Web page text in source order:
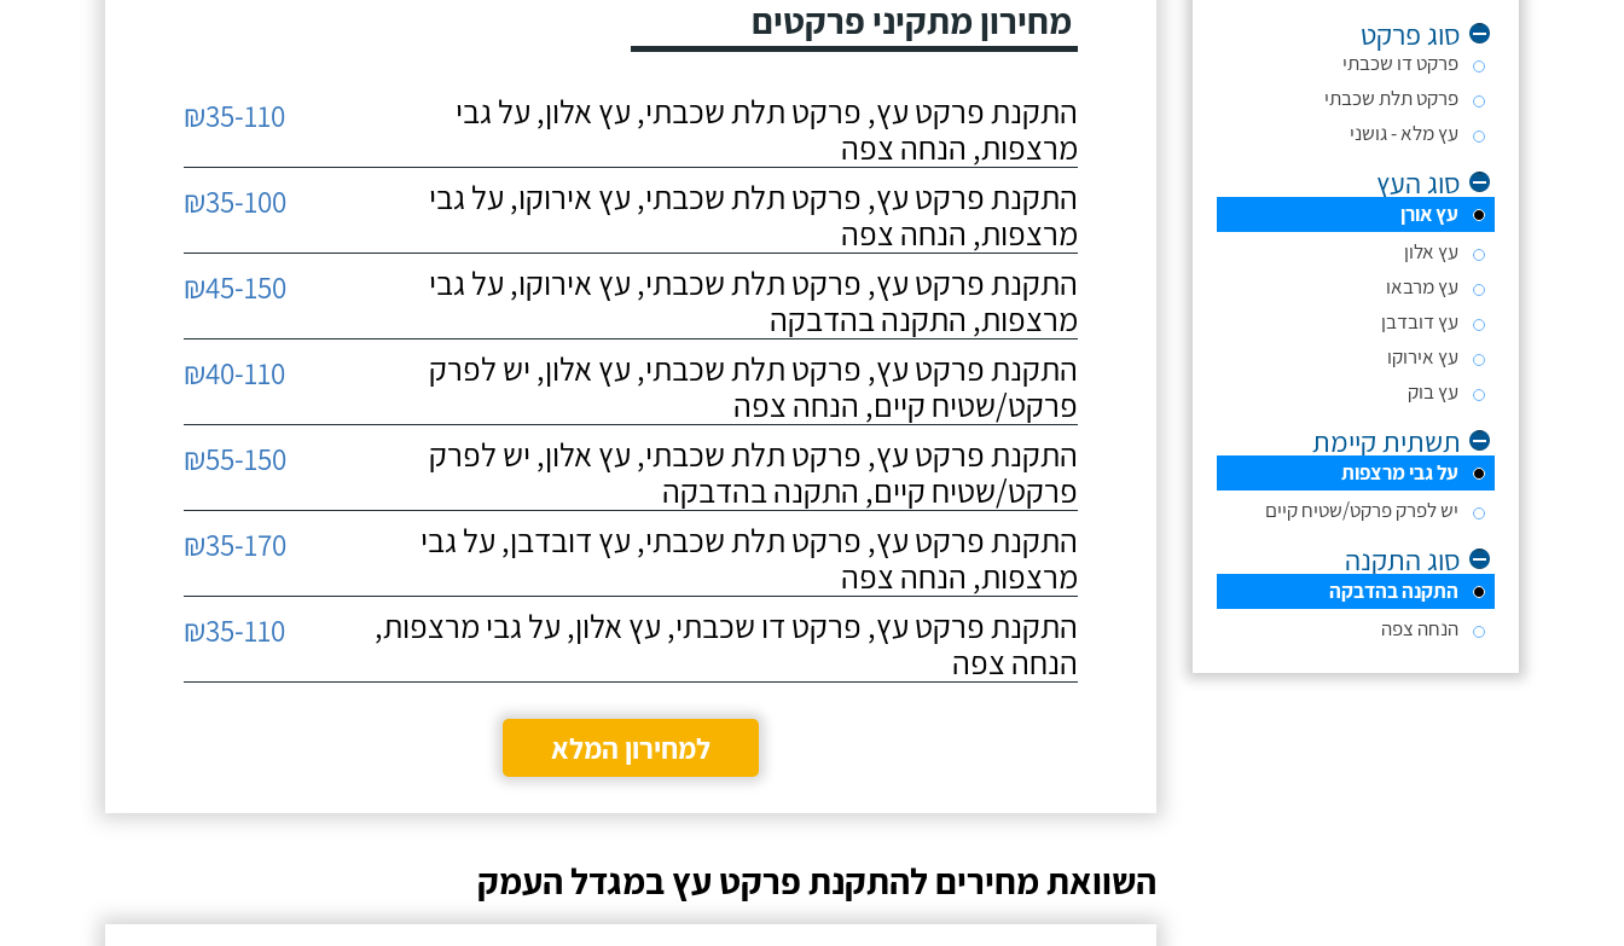
סוג פרקט
פרקט דו שכבתי
פרקט תלת שכבתי
עץ מלא - גושני
סוג העץ
עץ אורן
עץ אלון
עץ מרבאו
עץ דובדבן
עץ אירוקו
עץ בוק
תשתית קיימת
על גבי מרצפות
יש לפרק פרקט/שטיח קיים
סוג התקנה
התקנה בהדבקה
הנחה צפה
מחירון מתקיני פרקטים
התקנת פרקט עץ, פרקט תלת שכבתי, עץ אלון, על גבי
מרצפות, הנחה צפה
₪35-110
התקנת פרקט עץ, פרקט תלת שכבתי, עץ אירוקו, על גבי
מרצפות, הנחה צפה
₪35-100
התקנת פרקט עץ, פרקט תלת שכבתי, עץ אירוקו, על גבי
מרצפות, התקנה בהדבקה
₪45-150
התקנת פרקט עץ, פרקט תלת שכבתי, עץ אלון, יש לפרק
פרקט/שטיח קיים, הנחה צפה
₪40-110
התקנת פרקט עץ, פרקט תלת שכבתי, עץ אלון, יש לפרק
פרקט/שטיח קיים, התקנה בהדבקה
₪55-150
התקנת פרקט עץ, פרקט תלת שכבתי, עץ דובדבן, על גבי
מרצפות, הנחה צפה
₪35-170
התקנת פרקט עץ, פרקט דו שכבתי, עץ אלון, על גבי מרצפות,
הנחה צפה
₪35-110
למחירון המלא
השוואת מחירים להתקנת פרקט עץ במגדל העמק